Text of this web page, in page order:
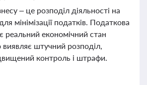
– це розподіл діяльності на
мінімізації податків. Податкова
реальний економічний стан
виявляє штучний розподіл,
контроль і штрафи.